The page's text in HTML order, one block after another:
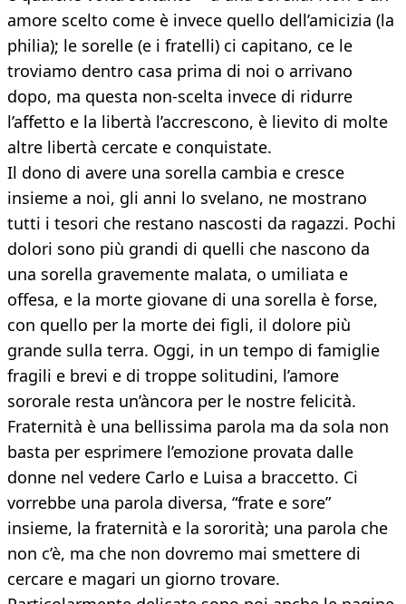
amore scelto come è invece quello dell’amicizia (la
philia); le sorelle (e i fratelli) ci capitano, ce le
troviamo dentro casa prima di noi o arrivano
dopo, ma questa non-scelta invece di ridurre
l’affetto e la libertà l’accrescono, è lievito di molte
altre libertà cercate e conquistate.
Il dono di avere una sorella cambia e cresce
insieme a noi, gli anni lo svelano, ne mostrano
tutti i tesori che restano nascosti da ragazzi. Pochi
dolori sono più grandi di quelli che nascono da
una sorella gravemente malata, o umiliata e
offesa, e la morte giovane di una sorella è forse,
con quello per la morte dei figli, il dolore più
grande sulla terra. Oggi, in un tempo di famiglie
fragili e brevi e di troppe solitudini, l’amore
sororale resta un’àncora per le nostre felicità.
Fraternità è una bellissima parola ma da sola non
basta per esprimere l’emozione provata dalle
donne nel vedere Carlo e Luisa a braccetto. Ci
vorrebbe una parola diversa, “frate e sore”
insieme, la fraternità e la sororità; una parola che
non c’è, ma che non dovremo mai smettere di
cercare e magari un giorno trovare.